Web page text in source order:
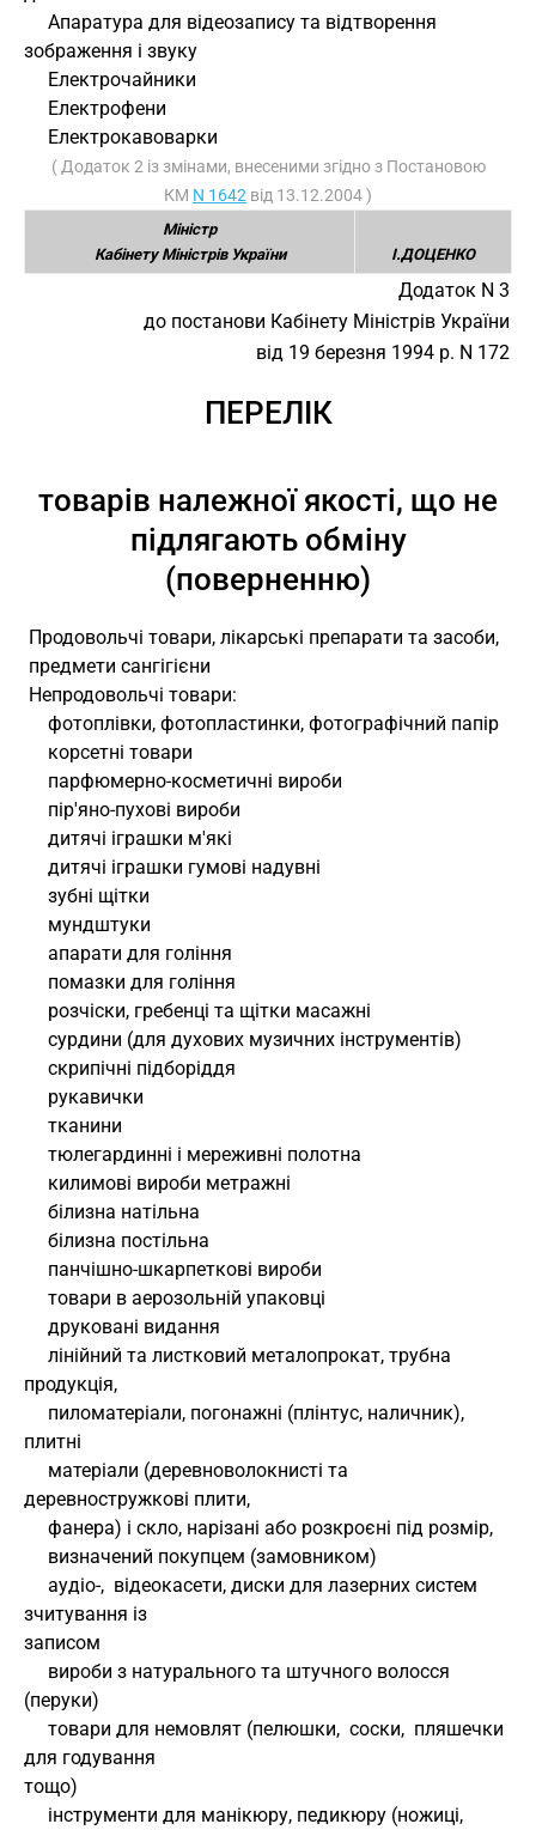
зображення і звуку
     Електрочайники
     Електрофени
     Електрокавоварки
( Додаток 2 із змінами, внесеними згідно з Постановою
КМ N 1642 від 13.12.2004 )
Міністр
Кабінету Міністрів України
І.ДОЦЕНКО
Додаток N 3
до постанови Кабінету Міністрів України
від 19 березня 1994 р. N 172
ПЕРЕЛІК
товарів належної якості, що не
підлягають обміну
(поверненню)
Продовольчі товари, лікарські препарати та засоби,
предмети сангігієни
Непродовольчі товари:
     фотоплівки, фотопластинки, фотографічний папір
     корсетні товари
     парфюмерно-косметичні вироби
     пір'яно-пухові вироби
     дитячі іграшки м'які
     дитячі іграшки гумові надувні
     зубні щітки
     мундштуки
     апарати для гоління
     помазки для гоління
     розчіски, гребенці та щітки масажні
     сурдини (для духових музичних інструментів)
     скрипічні підборіддя
     рукавички
     тканини
     тюлегардинні і мереживні полотна
     килимові вироби метражні
     білизна натільна
     білизна постільна
     панчішно-шкарпеткові вироби
     товари в аерозольній упаковці
     друковані видання
продукція,
плитні
деревностружкові плити,
     фанера) і скло, нарізані або розкроєні під розмір,
     визначений покупцем (замовником)
зчитування із
записом
(перуки)
для годування
тощо)